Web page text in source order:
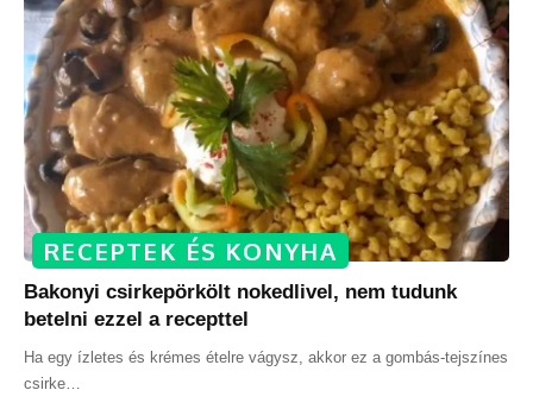
RECEPTEK ÉS KONYHA
Bakonyi csirkepörkölt nokedlivel, nem tudunk
betelni ezzel a recepttel
Ha egy ízletes és krémes ételre vágysz, akkor ez a gombás-tejszínes
csirke